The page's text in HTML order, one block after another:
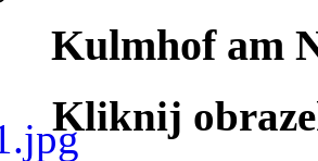
Kulmhof am
Kliknij